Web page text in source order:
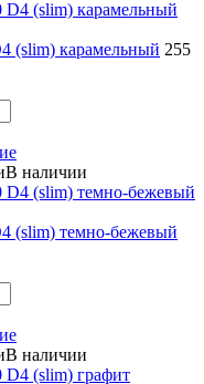
(slim) карамельный 255
В наличии
(slim) темно-бежевый
В наличии